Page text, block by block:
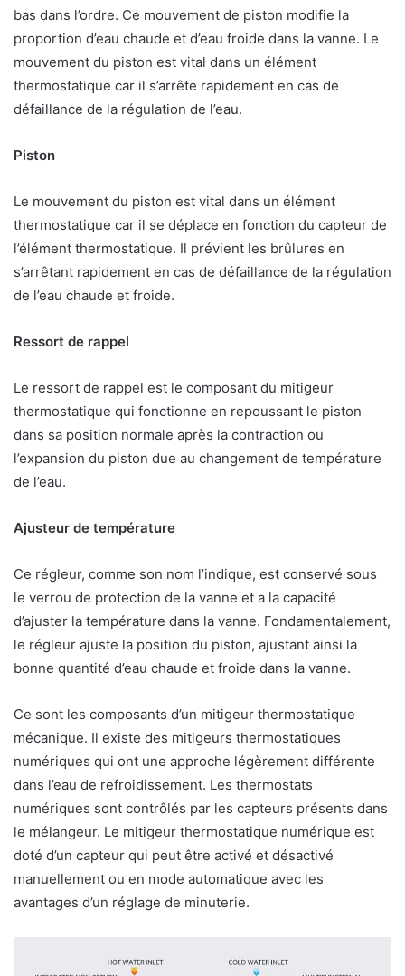
bas dans l’ordre. Ce mouvement de piston modifie la
proportion d’eau chaude et d’eau froide dans la vanne. Le
mouvement du piston est vital dans un élément
thermostatique car il s’arrête rapidement en cas de
défaillance de la régulation de l’eau.
Piston
Le mouvement du piston est vital dans un élément
thermostatique car il se déplace en fonction du capteur de
l’élément thermostatique. Il prévient les brûlures en
s’arrêtant rapidement en cas de défaillance de la régulation
de l’eau chaude et froide.
Ressort de rappel
Le ressort de rappel est le composant du mitigeur
thermostatique qui fonctionne en repoussant le piston
dans sa position normale après la contraction ou
l’expansion du piston due au changement de température
de l’eau.
Ajusteur de température
Ce régleur, comme son nom l’indique, est conservé sous
le verrou de protection de la vanne et a la capacité
d’ajuster la température dans la vanne. Fondamentalement,
le régleur ajuste la position du piston, ajustant ainsi la
bonne quantité d’eau chaude et froide dans la vanne.
Ce sont les composants d’un mitigeur thermostatique
mécanique. Il existe des mitigeurs thermostatiques
numériques qui ont une approche légèrement différente
dans l’eau de refroidissement. Les thermostats
numériques sont contrôlés par les capteurs présents dans
le mélangeur. Le mitigeur thermostatique numérique est
doté d’un capteur qui peut être activé et désactivé
manuellement ou en mode automatique avec les
avantages d’un réglage de minuterie.